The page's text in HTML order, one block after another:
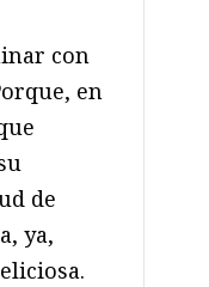
con
en
de
ya,